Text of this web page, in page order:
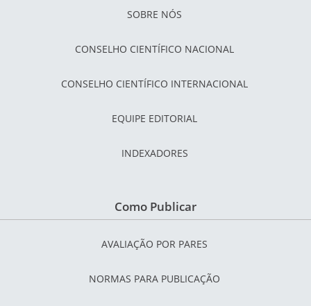
SOBRE NÓS
CONSELHO CIENTÍFICO NACIONAL
CONSELHO CIENTÍFICO INTERNACIONAL
EQUIPE EDITORIAL
INDEXADORES
Como Publicar
AVALIAÇÃO POR PARES
NORMAS PARA PUBLICAÇÃO